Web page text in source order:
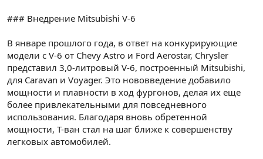
### Внедрение Mitsubishi V-6
В январе прошлого года, в ответ на конкурирующие
модели с V-6 от Chevy Astro и Ford Aerostar, Chrysler
представил 3,0-литровый V-6, построенный Mitsubishi,
для Caravan и Voyager. Это нововведение добавило
мощности и плавности в ход фургонов, делая их еще
более привлекательными для повседневного
использования. Благодаря вновь обретенной
мощности, T-ван стал на шаг ближе к совершенству
легковых автомобилей.